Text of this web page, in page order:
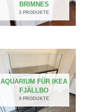
BRIMNES
3 PRODUKTE
AQUARIUM FÜR IKEA
FJÄLLBO
9 PRODUKTE